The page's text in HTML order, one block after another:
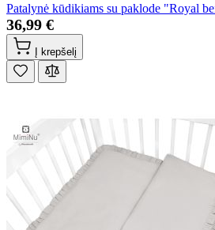
Patalynė kūdikiams su paklode "Royal
36,99 €
Į krepšelį